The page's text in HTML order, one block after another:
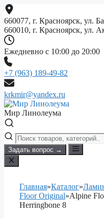
Перейти
к
содержимому
660077, г. Красноярск, ул.
660010, г. Красноярск, ул.
Ежедневно с 10:00 до 20:00
+7 (963) 189-49-82
krkmir@yandex.ru
Мир Линолеума
Задать вопрос →
Главная»Каталог»
Floor Original»Alpine
Herringbone 8